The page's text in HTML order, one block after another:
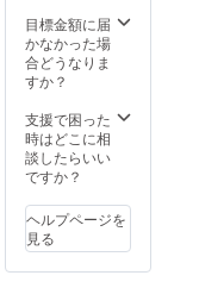
介は登
壇しま
せん。
加券は
含まれ
ており
ませ
セミ
ナー参
加希望
で、こ
１１：
３０〜
の予定
です。
代、講
演会費
用は含
まれま
た、講
演会は
前方席
をご用
目標金額に届
かなかった場
合どうなりま
すか？
支援で困った
時はどこに相
談したらいい
ですか？
ヘルプページを
見る